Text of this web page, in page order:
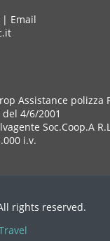
| Email
Assistance polizza
4/6/2001
Soc.Coop.A
i.v.
rights reserved.